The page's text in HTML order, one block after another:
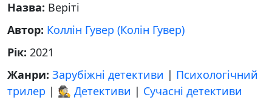
Назва: Веріті
Автор: Коллін Гувер (Колін Гувер)
Рік: 2021
Жанри: Зарубіжні детективи | Психологічний
трилер | 🕵 Детективи | Сучасні детективи